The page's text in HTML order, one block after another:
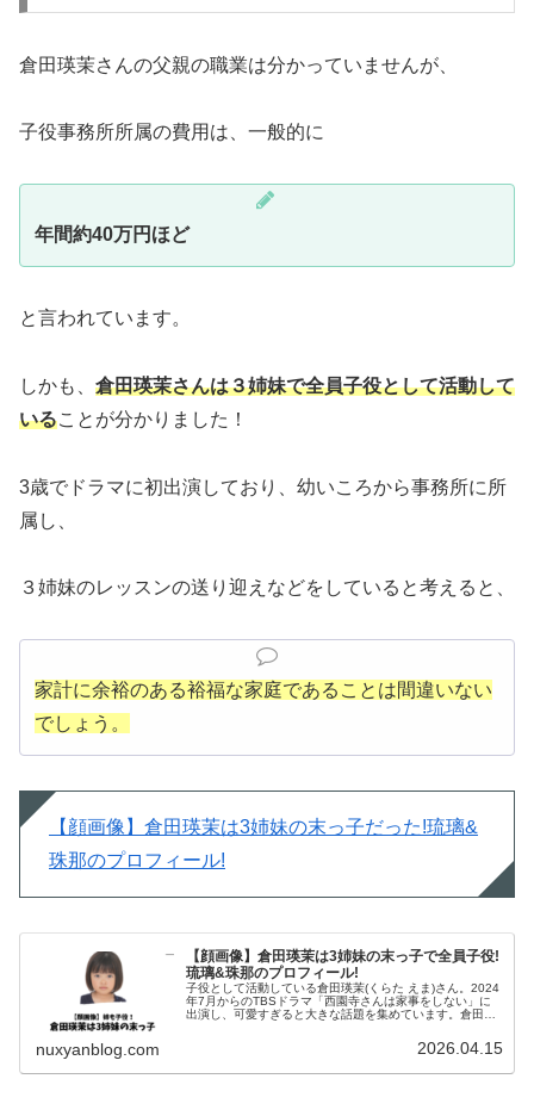
倉田瑛茉さんの父親の職業は分かっていませんが、
子役事務所所属の費用は、一般的に
年間約40万円ほど
と言われています。
しかも、 倉田瑛茉さんは３姉妹で全員子役として活動して
いることが分かりました！
3歳でドラマに初出演しており、幼いころから事務所に所
属し、
３姉妹のレッスンの送り迎えなどをしていると考えると、
家計に余裕のある裕福な家庭であることは間違いない
でしょう。
【顔画像】倉田瑛茉は3姉妹の末っ子だった!琉璃&
珠那のプロフィール!
【顔画像】倉田瑛茉は3姉妹の末っ子で全員子役!
琉璃&珠那のプロフィール!
子役として活動している倉田瑛茉(くらた えま)さん。2024
年7月からのTBSドラマ「西園寺さんは家事をしない」に
出演し、可愛すぎると大きな話題を集めています。倉田瑛
nuxyanblog.com 2026.04.15